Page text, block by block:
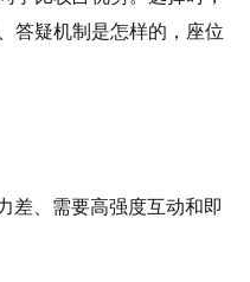
答疑机制是怎样的，座位
差、需要高强度互动和即